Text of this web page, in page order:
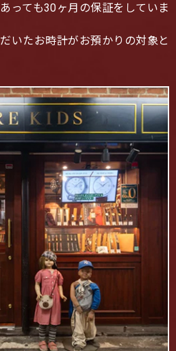
っても30ヶ月の保証をしていま
いたお時計がお預かりの対象と